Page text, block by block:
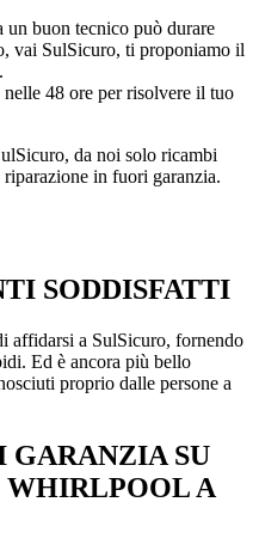
buon tecnico può durare
vai SulSicuro, ti proponiamo il
48 ore per risolvere il tuo
da noi solo ricambi
in fuori garanzia.
SODDISFATTI
affidarsi a SulSicuro, fornendo
Ed è ancora più bello
proprio dalle persone a
GARANZIA SU
A